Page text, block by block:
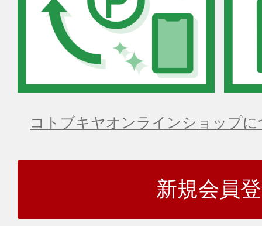
コトブキヤオンラインショップ